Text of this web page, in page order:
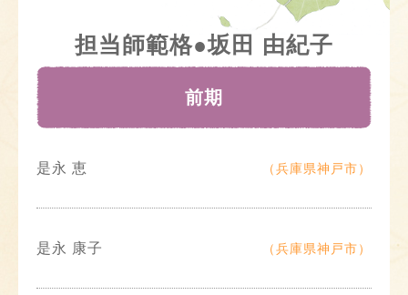
担当師範格●坂田 由紀子
前期
是永 恵 （兵庫県神戸市）
是永 康子 （兵庫県神戸市）